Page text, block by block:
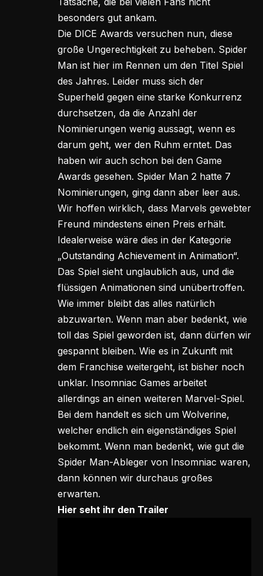
besonders gut ankam.
Die DICE Awards versuchen nun, diese
große Ungerechtigkeit zu beheben. Spider
Man ist hier im Rennen um den Titel Spiel
des Jahres. Leider muss sich der
Superheld gegen eine starke Konkurrenz
durchsetzen, da die Anzahl der
Nominierungen wenig aussagt, wenn es
darum geht, wer den Ruhm erntet. Das
haben wir auch schon bei den Game
Awards gesehen. Spider Man 2 hatte 7
Nominierungen, ging dann aber leer aus.
Wir hoffen wirklich, dass Marvels gewebter
Freund mindestens einen Preis erhält.
Idealerweise wäre dies in der Kategorie
„Outstanding Achievement in Animation“.
Das Spiel sieht unglaublich aus, und die
flüssigen Animationen sind unübertroffen.
Wie immer bleibt das alles natürlich
abzuwarten. Wenn man aber bedenkt, wie
toll das Spiel geworden ist, dann dürfen wir
gespannt bleiben. Wie es in Zukunft mit
dem Franchise weitergeht, ist bisher noch
unklar. Insomniac Games arbeitet
allerdings an einen weiteren Marvel-Spiel.
Bei dem handelt es sich um Wolverine,
welcher endlich ein eigenständiges Spiel
bekommt. Wenn man bedenkt, wie gut die
Spider Man-Ableger von Insomniac waren,
dann können wir durchaus großes
erwarten.
Hier seht ihr den Trailer